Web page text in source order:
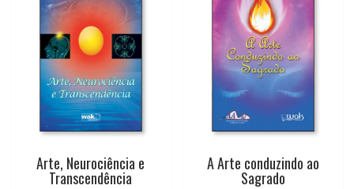
Arte, Neurociência e
Transcendência
A Arte conduzindo ao
Sagrado